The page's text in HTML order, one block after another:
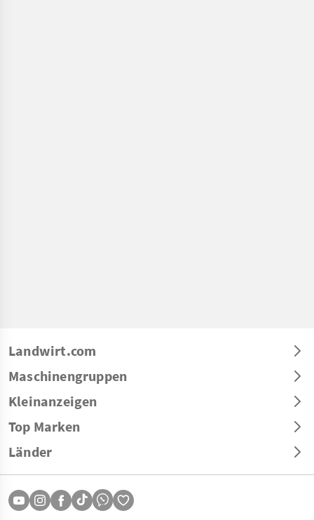
Landwirt.com
Maschinengruppen
Kleinanzeigen
Top Marken
Länder